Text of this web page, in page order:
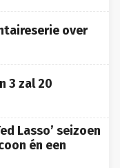
over
3 zal 20
Lasso’ seizoen
én een